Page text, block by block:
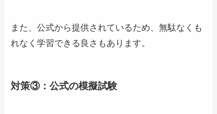
また、公式から提供されているため、無駄なくも
れなく学習できる良さもあります。
対策③：公式の模擬試験